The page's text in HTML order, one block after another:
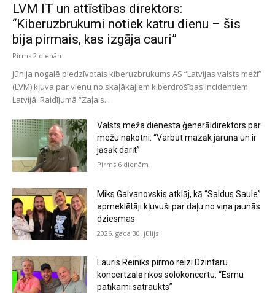
LVM IT un attīstības direktors:
“Kiberuzbrukumi notiek katru dienu – šis
bija pirmais, kas izgāja cauri”
Pirms 2 dienām
Jūnija nogalē piedzīvotais kiberuzbrukums AS “Latvijas valsts meži”
(LVM) kļuva par vienu no skaļākajiem kiberdrošības incidentiem
Latvijā. Raidījumā “Zaļais...
Valsts meža dienesta ģenerāldirektors par
mežu nākotni: “Varbūt mazāk jārunā un ir
jāsāk darīt”
Pirms 6 dienām
Miks Galvanovskis atklāj, kā “Saldus Saule”
apmeklētāji kļuvuši par daļu no viņa jaunās
dziesmas
2026. gada 30. jūlijs
Lauris Reiniks pirmo reizi Dzintaru
koncertzālē rīkos solokoncertu: “Esmu
patīkami satraukts”